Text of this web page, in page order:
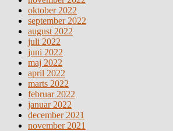
oktober 2022
september 2022
august 2022
juli 2022
juni 2022
maj 2022
april 2022
marts 2022
februar 2022
januar 2022
december 2021
november 2021